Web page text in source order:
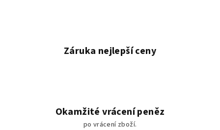
Záruka nejlepší ceny
Okamžité vrácení peněz
po vrácení zboží.